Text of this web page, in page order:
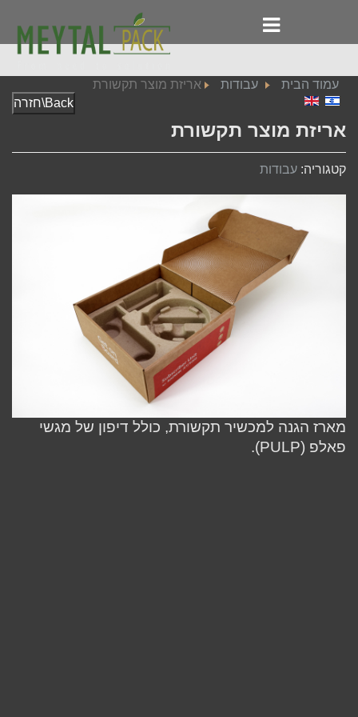
עמוד הבית עבודות
אריזת מוצר תקשורת
Back\חזרה
אריזת מוצר תקשורת
קטגוריה: עבודות
מארז הגנה למכשיר תקשורת, כולל דיפון של מגשי
פאלפ (PULP).